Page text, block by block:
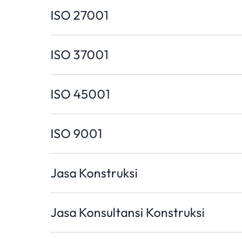
ISO 27001
ISO 37001
ISO 45001
ISO 9001
Jasa Konstruksi
Jasa Konsultansi Konstruksi